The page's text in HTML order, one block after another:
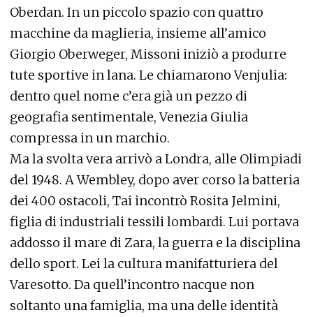
Oberdan. In un piccolo spazio con quattro
macchine da maglieria, insieme all’amico
Giorgio Oberweger, Missoni iniziò a produrre
tute sportive in lana. Le chiamarono Venjulia:
dentro quel nome c’era già un pezzo di
geografia sentimentale, Venezia Giulia
compressa in un marchio.
Ma la svolta vera arrivò a Londra, alle Olimpiadi
del 1948. A Wembley, dopo aver corso la batteria
dei 400 ostacoli, Tai incontrò Rosita Jelmini,
figlia di industriali tessili lombardi. Lui portava
addosso il mare di Zara, la guerra e la disciplina
dello sport. Lei la cultura manifatturiera del
Varesotto. Da quell’incontro nacque non
soltanto una famiglia, ma una delle identità